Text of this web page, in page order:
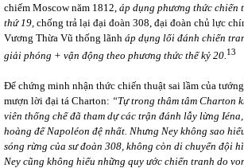
chiếm Moscow năm 1812, áp dụng phương thức chiến
thứ 19, chống trả lại đại đoàn 308, đại đoàn chủ lực
Vương Thừa Vũ thống lãnh áp dụng lối đánh chiến
giải phóng + vận động theo phương thức thế kỷ 20. 13
Để chứng minh nhận thức chiến thuật sai lầm của
mượn lời đại tá Charton: “Tự trong thâm tâm Charton
viên thống chế đã tham dự các trận đánh lẫy lừng
hoàng đế Napoléon đệ nhất. Nhưng Ney không sao
sóng rừng của sư đoàn 308, không còn di chuyển đội
Ney cũng không hiểu những quy ước chiến tranh do